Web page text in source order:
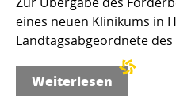
eines neuen Klinikums in
Landtagsabgeordnete des
Weiterlesen